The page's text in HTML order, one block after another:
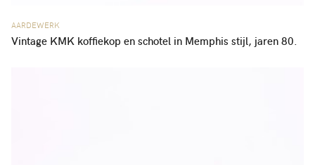
AARDEWERK
Vintage KMK koffiekop en schotel in Memphis stijl, jaren 80.